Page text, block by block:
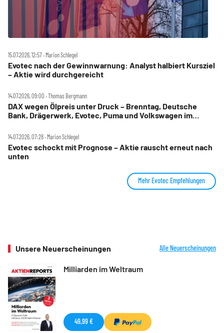
15.07.2026, 12:57 ‧ Marion Schlegel
Evotec nach der Gewinnwarnung: Analyst halbiert Kursziel
– Aktie wird durchgereicht
14.07.2026, 09:00 ‧ Thomas Bergmann
DAX wegen Ölpreis unter Druck – Brenntag, Deutsche
Bank, Drägerwerk, Evotec, Puma und Volkswagen im
14.07.2026, 07:28 ‧ Marion Schlegel
Evotec schockt mit Prognose – Aktie rauscht erneut nach
unten
Mehr Evotec Empfehlungen
Unsere Neuerscheinungen Alle Neuerscheinungen
Milliarden im Weltraum
49,99 €